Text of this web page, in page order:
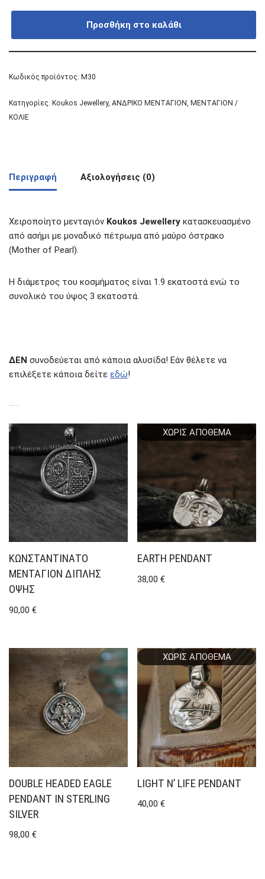
Προσθήκη στο καλάθι
Κωδικός προϊόντος: Μ30
Κατηγορίες: Koukos Jewellery, ΑΝΔΡΙΚΟ ΜΕΝΤΑΓΙΟΝ ΜΕΝΤΑΓΙΟΝ /
ΚΟΛΙΕ
Περιγραφή Αξιολογήσεις (0)
Χειροποίητο μενταγιόν Koukos Jewellery κατασκευασμένο
από ασήμι με μοναδικό πέτρωμα από μαύρο όστρακο
(Mother of Pearl).
Η διάμετρος του κοσμήματος είναι 1.9 εκατοστά ενώ το
συνολικό του ύψος 3 εκατοστά.
ΔΕΝ συνοδεύεται από κάποια αλυσίδα! Εάν θέλετε να
επιλέξετε κάποια δείτε εδώ!
ΚΩΝΣΤΑΝΤΙΝΆΤΟ
ΜΕΝΤΑΓΙΌΝ ΔΙΠΛΉΣ
ΌΨΗΣ
90,00 €
ΧΩΡΊΣ ΑΠΌΘΕΜΑ
EARTH PENDANT
38,00€
DOUBLE HEADED EAGLE
PENDANT IN STERLING
SILVER
98,00 €
ΧΩΡΊΣ ΑΠΌΘΕΜΑ
LIGHT N’ LIFE PENDANT
40,00€